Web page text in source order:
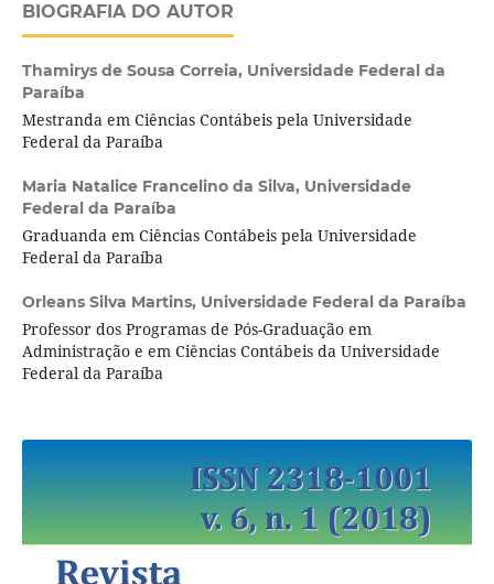
BIOGRAFIA DO AUTOR
Thamirys de Sousa Correia, Universidade Federal da
Paraíba
Mestranda em Ciências Contábeis pela Universidade
Federal da Paraíba
Maria Natalice Francelino da Silva, Universidade
Federal da Paraíba
Graduanda em Ciências Contábeis pela Universidade
Federal da Paraíba
Orleans Silva Martins, Universidade Federal da Paraíba
Professor dos Programas de Pós-Graduação em
Administração e em Ciências Contábeis da Universidade
Federal da Paraíba